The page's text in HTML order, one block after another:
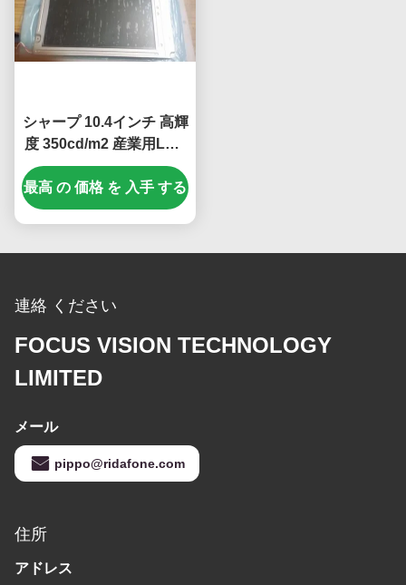
シャープ 10.4インチ 高輝
度 350cd/m2 産業用LCD
ディスプレイ 640*480ピ
クセル解像度
最高 の 価格 を 入手 する
連絡 ください
FOCUS VISION TECHNOLOGY
LIMITED
メール
pippo@ridafone.com
住所
アドレス